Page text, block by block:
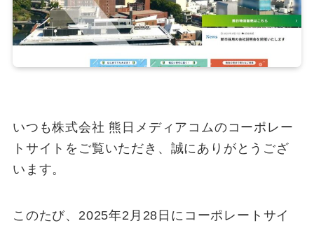
いつも株式会社 熊日メディアコムのコーポレー
トサイトをご覧いただき、誠にありがとうござ
います。
このたび、2025年2月28日にコーポレートサイ